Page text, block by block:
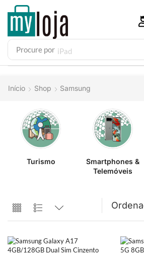
Procure por iPad
Início Shop Samsung
Turismo
Smartphones &
Telemóveis